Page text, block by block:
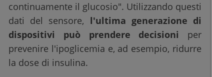
continuamente il glucosio". Utilizzando questi
dati del sensore, l'ultima generazione di
dispositivi può prendere decisioni per
prevenire l'ipoglicemia e, ad esempio, ridurre
la dose di insulina.